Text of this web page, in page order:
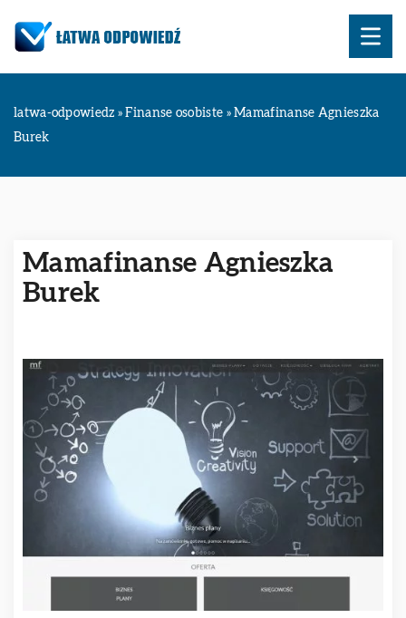
latwa-odpowiedz »Finanse osobiste »Mamafinanse Agnieszka
Burek
Mamafinanse Agnieszka
Burek